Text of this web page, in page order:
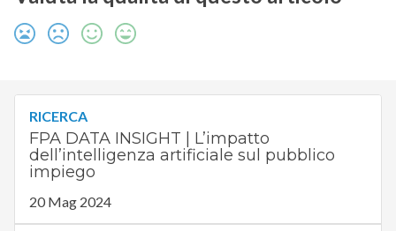
RICERCA
FPA DATA INSIGHT | L’impatto
dell’intelligenza artificiale sul pubblico
impiego
20 Mag 2024